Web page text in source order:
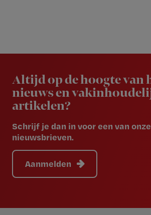
Altijd op de hoogte van
nieuws en
artikelen?
Schrijf je dan in voor een van onze
nieuwsbrieven.
Aanmelden